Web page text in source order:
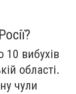
10 вибухів
області.
чули